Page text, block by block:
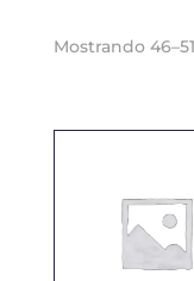
Mostrando